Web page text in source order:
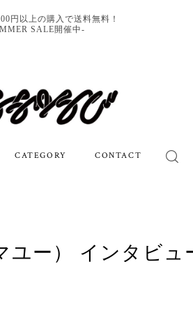
円以上の購入で送料無料！
SALE開催中-
CATEGORY CONTACT
ユー） インタビュ